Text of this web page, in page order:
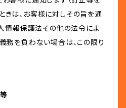
きは、お客様に対しその旨を通
人情報保護法その他の法令によ
務を負わない場合は、この限り